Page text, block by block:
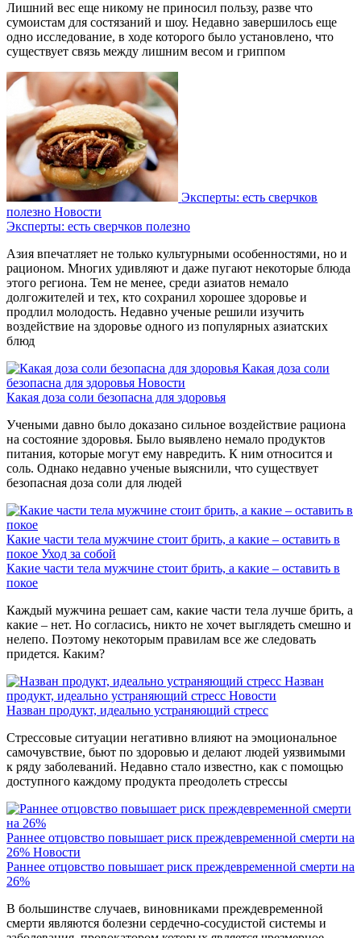
Лишний вес еще никому не приносил пользу, разве что
сумоистам для состязаний и шоу. Недавно завершилось еще
одно исследование, в ходе которого было установлено, что
существует связь между лишним весом и гриппом
Эксперты: есть сверчков
полезно Новости
Эксперты: есть сверчков полезно
Азия впечатляет не только культурными особенностями, но и
рационом. Многих удивляют и даже пугают некоторые блюда
этого региона. Тем не менее, среди азиатов немало
долгожителей и тех, кто сохранил хорошее здоровье и
продлил молодость. Недавно ученые решили изучить
воздействие на здоровье одного из популярных азиатских
блюд
Какая доза соли
безопасна для здоровья Новости
Какая доза соли безопасна для здоровья
Учеными давно было доказано сильное воздействие рациона
на состояние здоровья. Было выявлено немало продуктов
питания, которые могут ему навредить. К ним относится и
соль. Однако недавно ученые выяснили, что существует
безопасная доза соли для людей
Какие части тела мужчине стоит брить, а какие – оставить в
покое Уход за собой
Какие части тела мужчине стоит брить, а какие – оставить в
покое
Каждый мужчина решает сам, какие части тела лучше брить, а
какие – нет. Но согласись, никто не хочет выглядеть смешно и
нелепо. Поэтому некоторым правилам все же следовать
придется. Каким?
Назван
продукт, идеально устраняющий стресс Новости
Назван продукт, идеально устраняющий стресс
Стрессовые ситуации негативно влияют на эмоциональное
самочувствие, бьют по здоровью и делают людей уязвимыми
к ряду заболеваний. Недавно стало известно, как с помощью
доступного каждому продукта преодолеть стрессы
Раннее отцовство повышает риск преждевременной смерти на
26% Новости
Раннее отцовство повышает риск преждевременной смерти на
26%
В большинстве случаев, виновниками преждевременной
смерти являются болезни сердечно-сосудистой системы и